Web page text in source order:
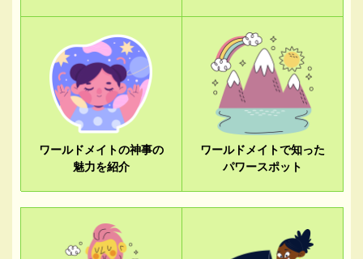
ワールドメイトの神事の
魅力を紹介
ワールドメイトで知った
パワースポット